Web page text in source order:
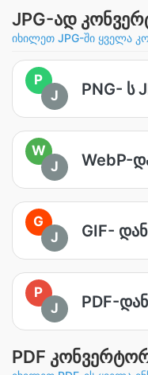
JPG-ად
იხილეთ JPG-ში ყველა
P
J
PNG- ს
W
J
WebP-
G
J
GIF-
P
J
PDF-
PDF